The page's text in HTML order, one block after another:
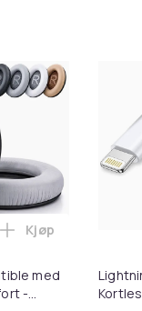
- Mørkebrun i
med
-
Legg Øreputer
Kjøp